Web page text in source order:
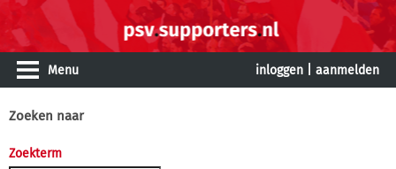
Menu inloggen aanmelden
Zoeken naar
Zoekterm